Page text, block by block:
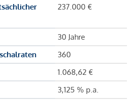
237.000 €
30 Jahre
360
1.068,62 €
3,125 % p.a.